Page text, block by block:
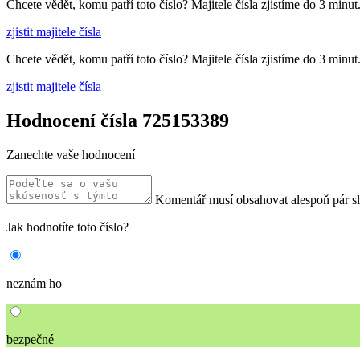
Chcete vědět, komu patří toto číslo? Majitele čísla zjistíme do 3 minut.
zjistit majitele čísla
Chcete vědět, komu patří toto číslo? Majitele čísla zjistíme do 3 minut.
zjistit majitele čísla
Hodnocení čísla 725153389
Zanechte vaše hodnocení
Komentář musí obsahovat alespoň pár
Jak hodnotíte toto číslo?
neznám ho
bezpečné